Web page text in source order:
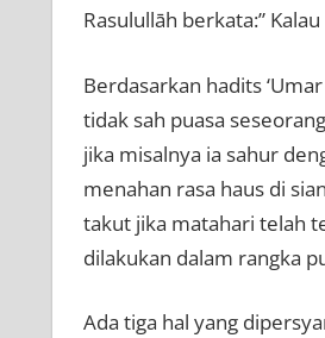
Rasulullāh berkata:”
Berdasarkan hadits
tidak sah puasa
jika misalnya ia sahur
menahan rasa haus di
takut jika matahari telah
dilakukan dalam rangka
Ada tiga hal yang